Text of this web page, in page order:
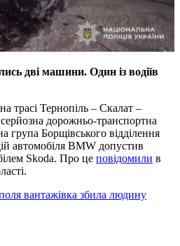
дві машини. Один із водіїв
трасі Тернопіль – Скалат –
дорожньо-транспортна
група Борщівського відділення
автомобіля BMW допустив
Skoda. Про це повідомили в
вантажівка збила людину